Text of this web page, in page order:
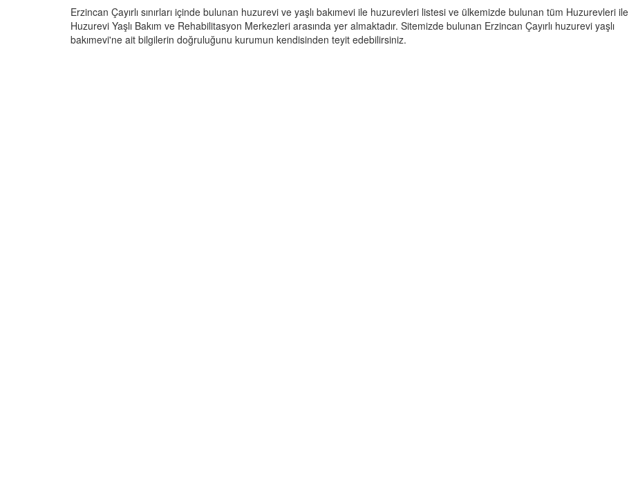
Erzincan Çayırlı sınırları içinde bulunan huzurevi ve yaşlı bakımevi ile huzurevleri listesi ve ülkemizde bulunan tüm Huzurevleri ile
Huzurevi Yaşlı Bakım ve Rehabilitasyon Merkezleri arasında yer almaktadır. Sitemizde bulunan Erzincan Çayırlı huzurevi yaşlı
bakımevi'ne ait bilgilerin doğruluğunu kurumun kendisinden teyit edebilirsiniz.